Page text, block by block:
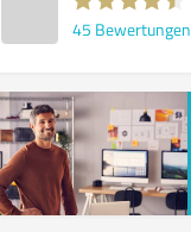
45 Bewertungen